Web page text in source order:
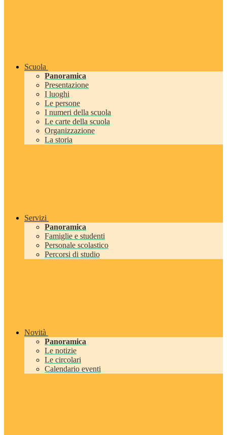
Scuola
Panoramica
Presentazione
I luoghi
Le persone
I numeri della scuola
Le carte della scuola
Organizzazione
La storia
Servizi
Panoramica
Famiglie e studenti
Personale scolastico
Percorsi di studio
Novità
Panoramica
Le notizie
Le circolari
Calendario eventi